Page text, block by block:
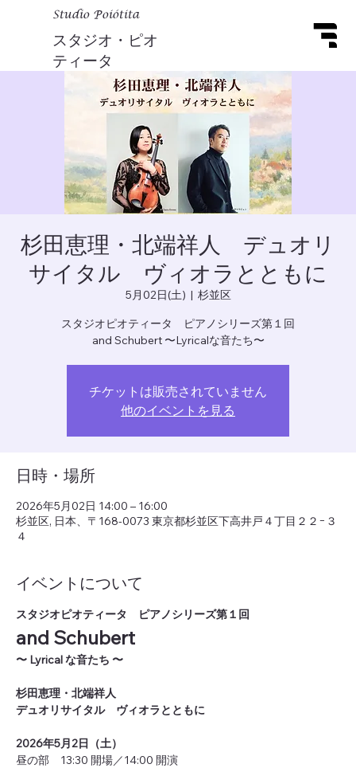
スタジオ・ピオ
ティータ
Studio Poiótita
杉田恵理・北端祥人 デュオリ
サイタル ヴィオラとともに
5月02日(土)
  |
杉並区
スタジオピオティータ ピアノシリーズ第１回
and Schubert 〜Lyricalな音たち〜
チケットは販売されていません
他のイベントを見る
日時・場所
2026年5月02日 14:00 – 16:00
杉並区, 日本、〒168-0073 東京都杉並区下高井戸４丁目２２−３
４
イベントについて
スタジオピオティータ　ピアノシリーズ第１回
and Schubert
〜 Lyrical な音たち 〜
杉田恵理・北端祥人
デュオリサイタル　ヴィオラとともに
2026年5月2日（⼟）
昼の部　13:30 開場／14:00 開演